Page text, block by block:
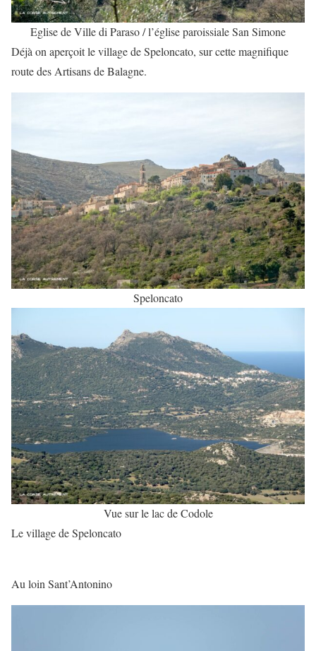
Eglise de Ville di Paraso / l’église paroissiale San Simone
Déjà on aperçoit le village de Speloncato, sur cette magnifique
route des Artisans de Balagne.
Speloncato
Vue sur le lac de Codole
Le village de Speloncato
Au loin Sant’Antonino